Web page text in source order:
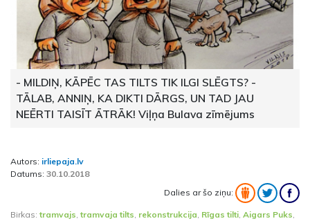
- MILDIŅ, KĀPĒC TAS TILTS TIK ILGI SLĒGTS? -
TĀLAB, ANNIŅ, KA DIKTI DĀRGS, UN TAD JAU
NEĒRTI TAISĪT ĀTRĀK! Viļņa Bulava zīmējums
Autors: irliepaja.lv
Datums: 30.10.2018
Dalies ar šo ziņu:
Birkas:tramvajs,tramvaja tilts, rekonstrukcija, Rīgas tilti, Aigars Puks,